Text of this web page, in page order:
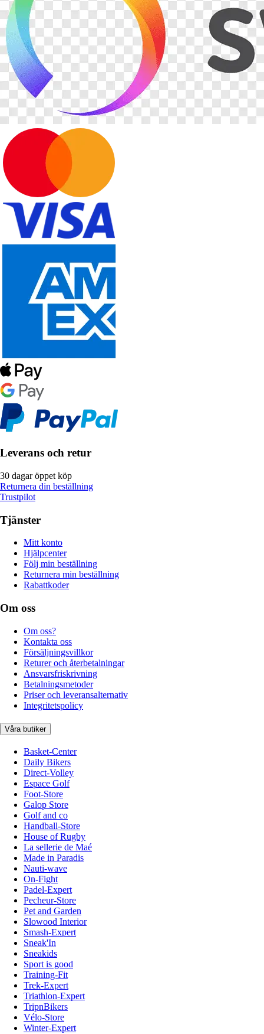
Leverans och retur
30 dagar öppet köp
Returnera din beställning
Trustpilot
Tjänster
Mitt konto
Hjälpcenter
Följ min beställning
Returnera min beställning
Rabattkoder
Om oss
Om oss?
Kontakta oss
Försäljningsvillkor
Returer och återbetalningar
Ansvarsfriskrivning
Betalningsmetoder
Priser och leveransalternativ
Integritetspolicy
Våra butiker
Basket-Center
Daily Bikers
Direct-Volley
Espace Golf
Foot-Store
Galop Store
Golf and co
Handball-Store
House of Rugby
La sellerie de Maé
Made in Paradis
Nauti-wave
On-Fight
Padel-Expert
Pecheur-Store
Pet and Garden
Slowood Interior
Smash-Expert
Sneak'In
Sneakids
Sport is good
Training-Fit
Trek-Expert
Triathlon-Expert
TripnBikers
Vélo-Store
Winter-Expert